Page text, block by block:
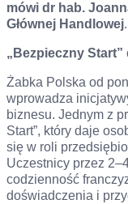
mówi dr hab.
Głównej Handlowej.
„Bezpieczny Start”
Żabka Polska od
wprowadza
biznesu. Jednym z
Start”, który daje
się w roli
Uczestnicy przez
codzienność
doświadczenia i